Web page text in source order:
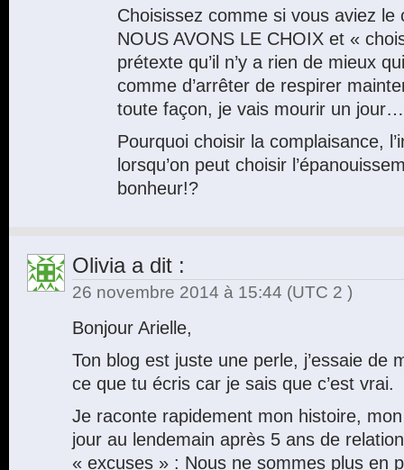
Choisissez comme si vous aviez
NOUS AVONS LE CHOIX et «
prétexte qu’il n’y a rien de mieux
comme d’arrêter de respirer
toute façon, je vais mourir un
Pourquoi choisir la complaisance,
lorsqu’on peut choisir
bonheur!?
Oliviaa dit :
26 novembre 2014 à 15:44 (UTC 2 )
Bonjour Arielle,
Ton blog est juste une perle, j’essaie de
ce que tu écris car je sais que c’est vrai.
Je raconte rapidement mon histoire,
jour au lendemain après 5 ans de
« excuses » : Nous ne sommes plus en